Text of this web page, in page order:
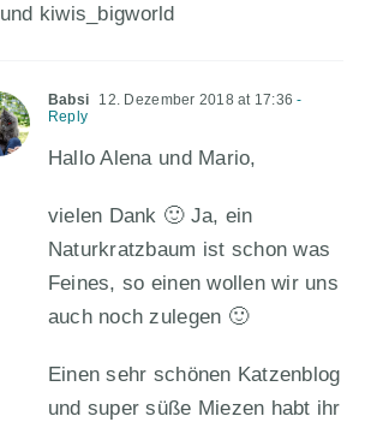
und kiwis_bigworld
Babsi 12. Dezember 2018 at 17:36 -
Reply
Hallo Alena und Mario,
vielen Dank 🙂 Ja, ein
Naturkratzbaum ist schon was
Feines, so einen wollen wir uns
auch noch zulegen 🙂
Einen sehr schönen Katzenblog
und super süße Miezen habt ihr